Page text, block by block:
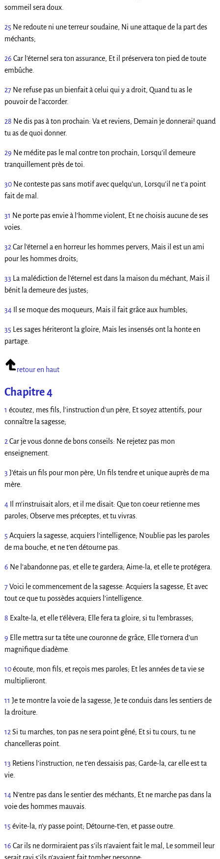
sommeil sera doux.
25 Ne redoute ni une terreur soudaine, Ni une attaque de la part des
méchants;
26 Car l’éternel sera ton assurance, Et il préservera ton pied de toute
embûche.
27Ne refuse pas un bienfait à celui qui y a droit, Quand tu as le
pouvoir de l’accorder.
28 Ne dis pas à ton prochain: Va et reviens, Demain je donnerai! quand
tu as de quoi donner.
29 Ne médite pas le mal contre ton prochain, Lorsqu’il demeure
tranquillement près de toi.
30Ne conteste pas sans motif avec quelqu’un, Lorsqu’il ne t’a point
fait de mal.
31 Ne porte pas envie à l’homme violent, Et ne choisis aucune de ses
voies.
32 Car l’éternel a en horreur les hommes pervers, Mais il est un ami
pour les hommes droits;
33 La malédiction de l’éternel est dans la maison du méchant, Mais il
bénit la demeure des justes;
34Il se moque des moqueurs, Mais il fait grâce aux humbles;
35 Les sages hériteront la gloire, Mais les insensés ont la honte en
partage.
retour en haut
Chapitre 4
1 écoutez, mes fils, l’instruction d’un père, Et soyez attentifs, pour
connaître la sagesse;
2Car je vous donne de bons conseils: Ne rejetez pas mon
enseignement.
3 J’étais un fils pour mon père, Un fils tendre et unique auprès de ma
mère.
4Il m’instruisait alors, et il me disait: Que ton coeur retienne mes
paroles; Observe mes préceptes, et tu vivras.
5 Acquiers la sagesse, acquiers l’intelligence; N’oublie pas les paroles
de ma bouche, et ne t’en détourne pas.
6 Ne l’abandonne pas, et elle te gardera; Aime-la, et elle te protégera.
7Voici le commencement de la sagesse: Acquiers la sagesse, Et avec
tout ce que tu possèdes acquiers l’intelligence.
8 Exalte-la, et elle t’élèvera; Elle fera ta gloire, si tu l’embrasses;
9 Elle mettra sur ta tête une couronne de grâce, Elle t’ornera d’un
magnifique diadème.
10écoute, mon fils, et reçois mes paroles; Et les années de ta vie se
multiplieront.
11 Je te montre la voie de la sagesse, Je te conduis dans les sentiers de
la droiture.
12Si tu marches, ton pas ne sera point gêné; Et si tu cours, tu ne
chancelleras point.
13 Retiens l’instruction, ne t’en dessaisis pas; Garde-la, car elle est ta
vie.
14N’entre pas dans le sentier des méchants, Et ne marche pas dans la
voie des hommes mauvais.
15 évite-la, n’y passe point; Détourne-t’en, et passe outre.
16 Car ils ne dormiraient pas s’ils n’avaient fait le mal, Le sommeil leur